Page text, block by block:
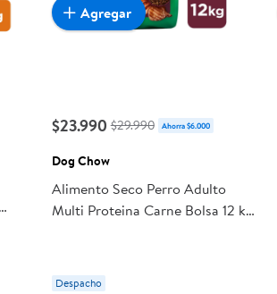
$23.990 $29.990 Ahorra $6.000
Dog Chow
Alimento Seco Perro Adulto
Multi Proteina Carne Bolsa 12 kg
Despacho
Agregar